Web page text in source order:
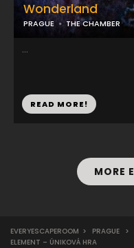
Wonderland
PRAGUE THE CHAMBER
...
READ MORE!
MORE
EVERYESCAPEROOM > PRAGUE >
ELEMENT – ÚNIKOVÁ HRA